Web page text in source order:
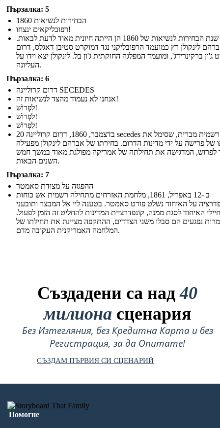
Пързалка: 5
הבחירות לנשיאות 1860
רפובליקאים ינצחו!
שנת הבחירות לנשיאות של 1860 הן הייתה חיונית מאוד לדעת לבאות.
לינקולן רץ כמועמד הרפובליקני נגד דמוקרט סטיבן דאגלס, דרום
ג'ון ברקינרידג', ומועמד המפלגה החוקתית ג'ון בל. לינקולן יצא וידו על
העליונה.
Пързалка: 6
דרום קרוליינה SECEDES
אנחנו לא נעמוד מהצד לנשיאות זה!
לִפְרוֹשׁ!
לִפְרוֹשׁ!
לִפְרוֹשׁ!
20 בדצמבר, 1860, דרום קרוליינה secedes רשמית מברית, שסימל את
של פרישה על ידי מדינות הדרום. בחירתו של אברהם לינקולן מפעילה
לפרוש, המדגישה את תחילתה של אמריקה מפולגת מאוד במשך חמש
השנים הבאות.
Пързалка: 7
ההפגזה על מצודת סאמטר
ב -12 באפריל, 1861, מלחמת האזרחים מתחילה רשמית אש כוחות
על האיחוד נשלט פורט סאמטר. בטענה ליי אל המבצר ותובעני
חיילי האיחוד לסגת ממנה, קונפדרציית המדינות להחליט זה הזמן לפעול.
נפגעים הם סבלו משני הצדדים, ההתקפה מציינת את תחילתו של
המלחמה האמריקנית העקובה מדם.
Създадени са над40
милиона сценария
Без Изтегляния, без Кредитна Карта и без
Регистрация, за да Опитате!
СЪЗДАМ ПЪРВИЯ СИ СЦЕНАРИЙ
Помогне